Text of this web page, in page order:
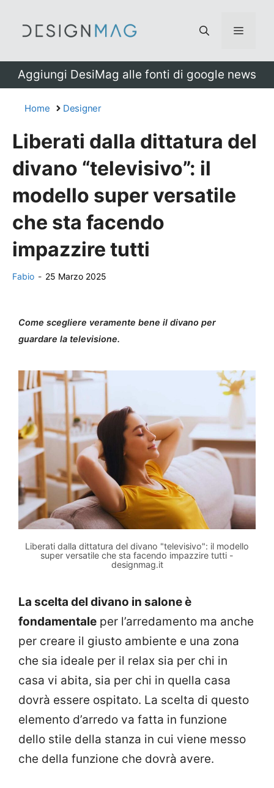
Menu
Aggiungi DesiMag alle fonti di google news
Home Designer
Liberati dalla dittatura del
divano “televisivo”: il
modello super versatile
che sta facendo
impazzire tutti
Fabio - 25 Marzo 2025
Come scegliere veramente bene il divano per
guardare la televisione.
Liberati dalla dittatura del divano "televisivo": il modello
super versatile che sta facendo impazzire tutti -
designmag.it
La scelta del divano in salone è
fondamentale per l’arredamento ma anche
per creare il giusto ambiente e una zona
che sia ideale per il relax sia per chi in
casa vi abita, sia per chi in quella casa
dovrà essere ospitato. La scelta di questo
elemento d’arredo va fatta in funzione
dello stile della stanza in cui viene messo
che della funzione che dovrà avere.